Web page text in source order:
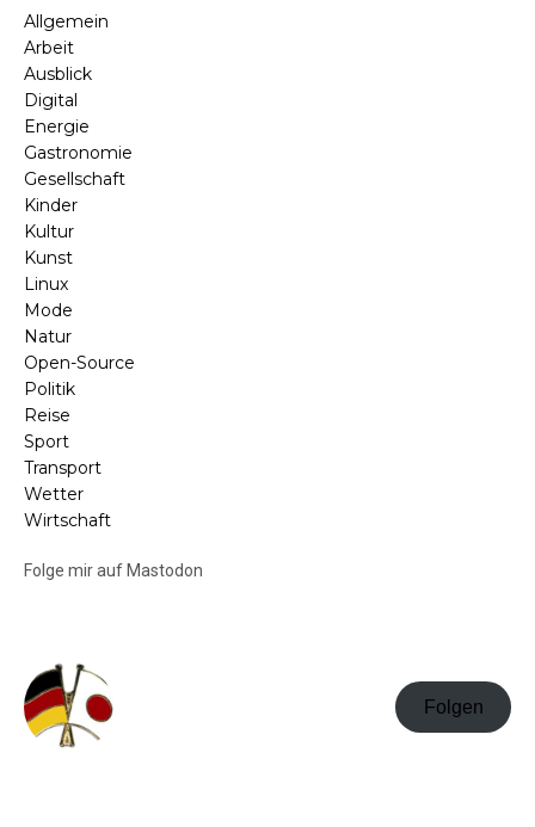
Allgemein
Arbeit
Ausblick
Digital
Energie
Gastronomie
Gesellschaft
Kinder
Kultur
Kunst
Linux
Mode
Natur
Open-Source
Politik
Reise
Sport
Transport
Wetter
Wirtschaft
Folge mir auf Mastodon
Folgen